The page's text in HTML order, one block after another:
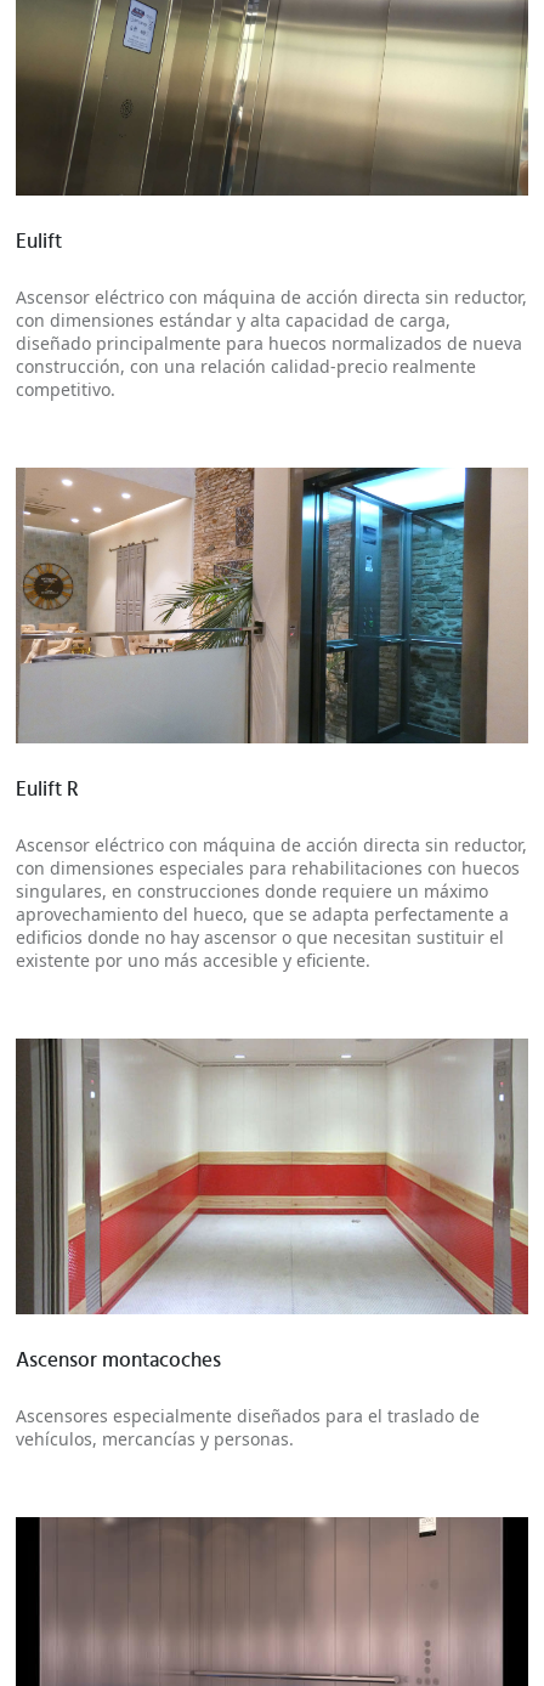
Más información
Eulift
Ascensor eléctrico con máquina de acción directa sin reductor,
con dimensiones estándar y alta capacidad de carga,
diseñado principalmente para huecos normalizados de nueva
construcción, con una relación calidad-precio realmente
competitivo.
Más información
Eulift R
Ascensor eléctrico con máquina de acción directa sin reductor,
con dimensiones especiales para rehabilitaciones con huecos
singulares, en construcciones donde requiere un máximo
aprovechamiento del hueco, que se adapta perfectamente a
edificios donde no hay ascensor o que necesitan sustituir el
existente por uno más accesible y eficiente.
Más información
Ascensor montacoches
Ascensores especialmente diseñados para el traslado de
vehículos, mercancías y personas.